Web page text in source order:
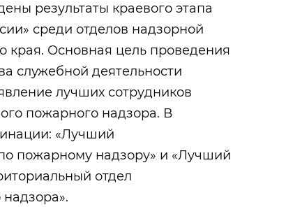
результаты краевого этапа
среди отделов надзорной
края. Основная цель проведения
служебной деятельности
лучших сотрудников
пожарного надзора. В
«Лучший
пожарному надзору» и «Лучший
отдел